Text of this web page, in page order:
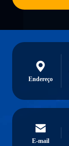
Endereço
E-mail